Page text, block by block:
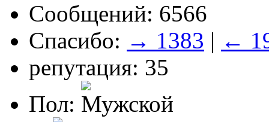
Сообщений: 6566
Спасибо: → 1383 | ←
репутация: 35
Пол: